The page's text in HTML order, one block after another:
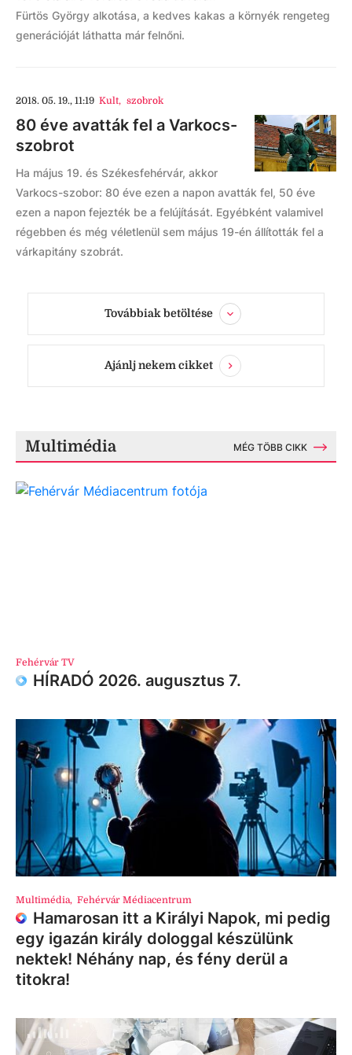
Fürtös György alkotása, a kedves kakas a környék rengeteg
generációját láthatta már felnőni.
2018. 05. 19., 11:19 Kult, szobrok
80 éve avatták fel a Varkocs-
szobrot
Ha május 19. és Székesfehérvár, akkor
Varkocs-szobor: 80 éve ezen a napon avatták fel, 50 éve
ezen a napon fejezték be a felújítását. Egyébként valamivel
régebben és még véletlenül sem május 19-én állították fel a
várkapitány szobrát.
Továbbiak betöltése
Ajánlj nekem cikket
Multimédia MÉG TÖBB CIKK
Fehérvár TV
HÍRADÓ 2026. augusztus 7.
Multimédia, Fehérvár Médiacentrum
Hamarosan itt a Királyi Napok, mi pedig
egy igazán király dologgal készülünk
nektek! Néhány nap, és fény derül a
titokra!